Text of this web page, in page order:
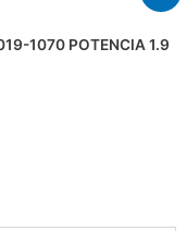
1070 POTENCIA 1.9